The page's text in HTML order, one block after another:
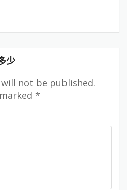
少
not be published.
*